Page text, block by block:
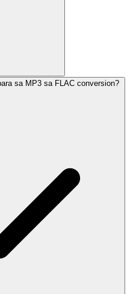
sa MP3 sa FLAC conversion?